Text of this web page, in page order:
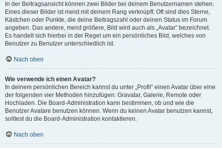
In der Beitragsansicht können zwei Bilder bei deinem Benutzernamen stehen.
Eines dieser Bilder ist meist mit deinem Rang verknüpft: Oft sind dies Sterne,
Kästchen oder Punkte, die deine Beitragszahl oder deinen Status im Forum
angeben. Das andere, meist größere, Bild wird auch als „Avatar“ bezeichnet.
Es handelt sich hierbei in der Regel um ein persönliches Bild, welches von
Benutzer zu Benutzer unterschiedlich ist.
Nach oben
Wie verwende ich einen Avatar?
In deinem persönlichen Bereich kannst du unter „Profil“ einen Avatar über eine
der folgenden vier Methoden hinzufügen: Gravatar, Galerie, Remote oder
Hochladen. Die Board-Administration kann bestimmen, ob und wie die
Benutzer Avatare benutzen können. Wenn du keinen Avatar benutzen kannst,
solltest du die Board-Administration kontaktieren.
Nach oben